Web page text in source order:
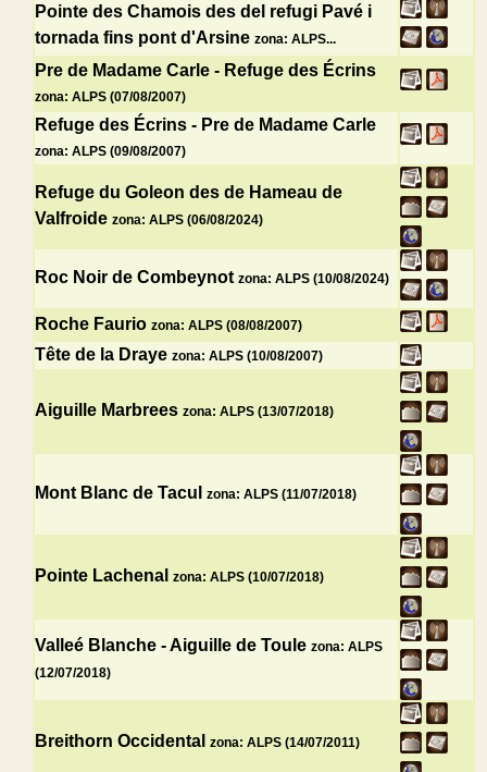
Pointe des Chamois des del refugi Pavé i
tornada fins pont d'Arsine zona: ALPS...
Pre de Madame Carle - Refuge des Écrins
zona: ALPS (07/08/2007)
Refuge des Écrins - Pre de Madame Carle
zona: ALPS (09/08/2007)
Refuge du Goleon des de Hameau de
Valfroide zona: ALPS (06/08/2024)
Roc Noir de Combeynot zona: ALPS (10/08/2024)
Roche Faurio zona: ALPS (08/08/2007)
Tête de la Draye zona: ALPS (10/08/2007)
Aiguille Marbrees zona: ALPS (13/07/2018)
Mont Blanc de Tacul zona: ALPS (11/07/2018)
Pointe Lachenal zona: ALPS (10/07/2018)
Valleé Blanche - Aiguille de Toule zona: ALPS
(12/07/2018)
Breithorn Occidental zona: ALPS (14/07/2011)